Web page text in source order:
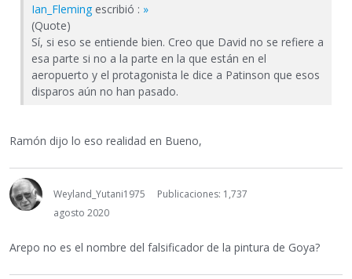
Ian_Fleming escribió : »
(Quote)
Sí, si eso se entiende bien. Creo que David no se refiere a
esa parte si no a la parte en la que están en el
aeropuerto y el protagonista le dice a Patinson que esos
disparos aún no han pasado.
Ramón dijo lo eso realidad en Bueno,
Weyland_Yutani1975
Publicaciones: 1,737
agosto 2020
Arepo no es el nombre del falsificador de la pintura de Goya?